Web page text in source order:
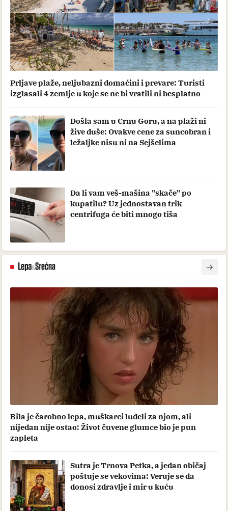
Prljave plaže, neljubazni domaćini i prevare: Turisti
izglasali 4 zemlje u koje se ne bi vratili ni besplatno
Došla sam u Crnu Goru, a na plaži ni
žive duše: Ovakve cene za suncobran i
ležaljke nisu ni na Sejšelima
Da li vam veš-mašina "skače" po
kupatilu? Uz jednostavan trik
centrifuga će biti mnogo tiša
Bila je čarobno lepa, muškarci ludeli za njom, ali
nijedan nije ostao: Život čuvene glumce bio je pun
zapleta
Sutra je Trnova Petka, a jedan običaj
poštuje se vekovima: Veruje se da
donosi zdravlje i mir u kuću